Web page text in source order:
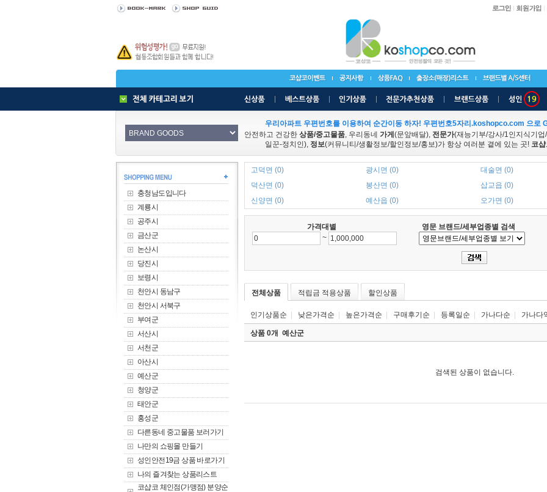
우리아파트 우편번호를 이용하여 순간이동 하자! 우편번호5자리.koshopco.com 으로
안전하고 건강한 상품/중고물품, 우리동네 가게 (문앞배달), 전문가(재능기부/강사/1인지식기업
일꾼-정치인), 정보(커뮤니티/생활정보/할인정보/홍보)가 항상 여러분 곁에 있는 곳! 코
충청남도입니다
계룡시
공주시
금산군
논산시
당진시
보령시
천안시 동남구
천안시 서북구
부여군
서산시
서천군
아산시
예산군
청양군
태안군
홍성군
다른동네 중고물품 보러가기
나만의 쇼핑몰 만들기
성인안전19금 상품 바로가기
나의 즐겨찾는 상품리스트
코샵코 체인점(가맹점) 분양순
고덕면 (0) 광시면 (0)
대술면 (0)
덕산면 (0)
봉산면 (0)
삽교읍 (0)
신양면 (0)
예산읍 (0) 오가면 (0)
가격대별
영문 브랜드/세부업종별 검색
~
전체상품 적립금 적용상품 할인상품
인기상품순 낮은가격순 높은가격순 구매후기순 등록일순 가나다순 가나다
상품 0개 예산군
검색된 상품이 없습니다.